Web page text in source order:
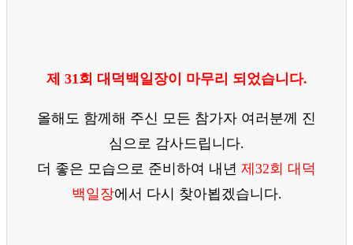
제 31회 대덕백일장이 마무리 되었습니다.
올해도 함께해 주신 모든 참가자 여러분께 진
심으로 감사드립니다.
더 좋은 모습으로 준비하여 내년 제32회 대덕
백일장에서 다시 찾아뵙겠습니다.